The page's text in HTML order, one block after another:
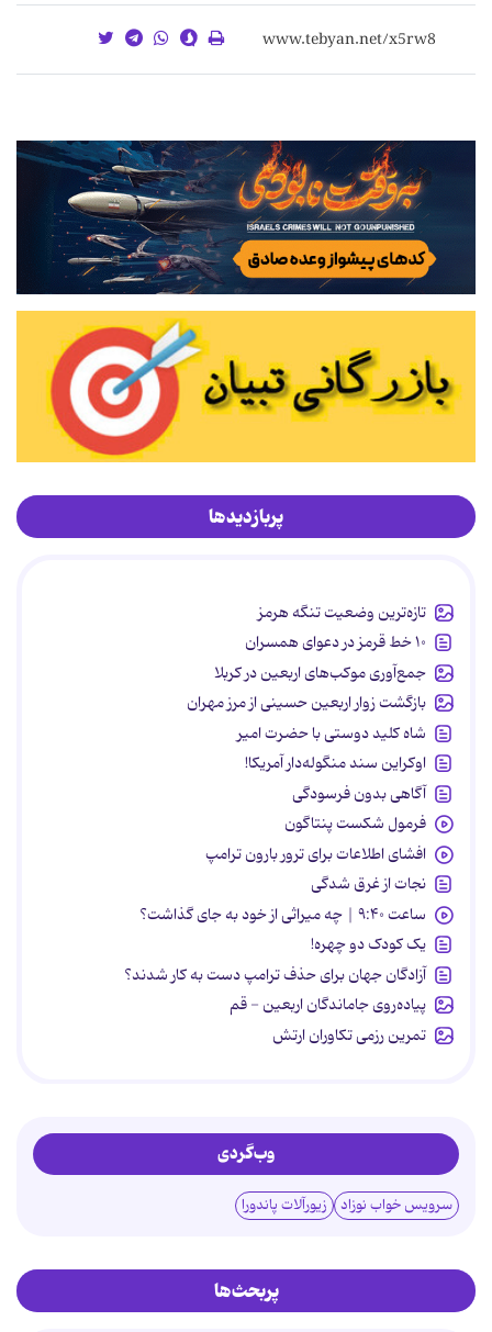
پربازدیدها
تازه‌ترین وضعیت تنگه هرمز
۱۰ خط قرمز در دعوای همسران
جمع‌آوری موکب‌های اربعین در کربلا
بازگشت زوار اربعین حسینی از مرز مهران
شاه کلید دوستی با حضرت امیر
اوکراین سند منگوله‌دار آمریکا!
آگاهی بدون فرسودگی
فرمول شکست پنتاگون
افشای اطلاعات برای ترور بارون ترامپ
نجات از غرق شدگی
ساعت ۹:۴۰ | چه میراثی از خود به جای گذاشت؟
یک کودک دو چهره!
آزادگان جهان برای حذف ترامپ دست به کار شدند؟
پیاده‌روی جاماندگان اربعین - قم
تمرین رزمی تکاوران ارتش
وب‌گردی
سرویس خواب نوزاد زیورآلات پاندورا
پربحث‌ها